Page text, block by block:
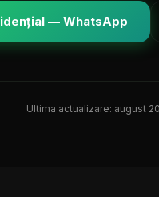
— WhatsApp
Ultima actualizare: august